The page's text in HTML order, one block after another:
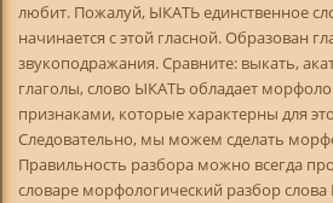
любит. Пожалуй, ЫКАТЬ единственное
начинается с этой гласной. Образован
звукоподражания. Сравните: выкать,
глаголы, слово ЫКАТЬ обладает
признаками, которые характерны для
Следовательно, мы можем сделать
Правильность разбора можно всегда
словаре морфологический разбор